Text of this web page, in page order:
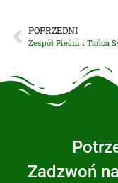
POPRZEDNI
Zadzwoń